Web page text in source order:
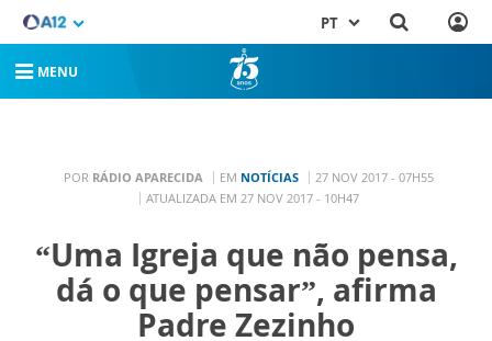
PT
MENU
POR RÁDIO APARECIDA EM NOTÍCIAS
27 NOV 2017 - 07H55
ATUALIZADA EM 27 NOV 2017 - 10H47
“Uma Igreja que não pensa,
dá o que pensar”, afirma
Padre Zezinho